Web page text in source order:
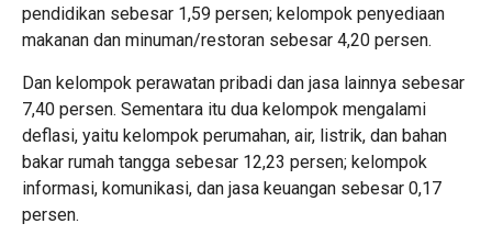
pendidikan sebesar 1,59 persen; kelompok penyediaan
makanan dan minuman/restoran sebesar 4,20 persen.
Dan kelompok perawatan pribadi dan jasa lainnya sebesar
7,40 persen. Sementara itu dua kelompok mengalami
deflasi, yaitu kelompok perumahan, air, listrik, dan bahan
bakar rumah tangga sebesar 12,23 persen; kelompok
informasi, komunikasi, dan jasa keuangan sebesar 0,17
persen.